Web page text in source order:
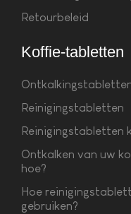
Retourbeleid
Koffie-tabletten
Reinigingstabletten
Reinigingstabletten
Ontkalken van uw
hoe?
Hoe
gebruiken?